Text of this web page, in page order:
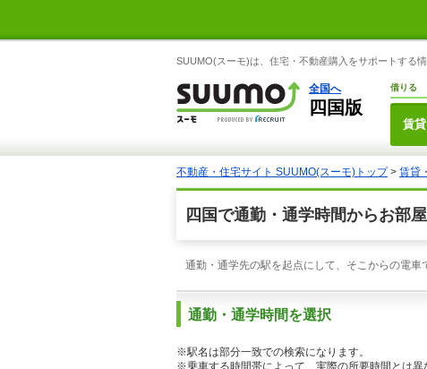
SUUMO(スーモ)は、住宅・不動産購入をサポートする情
全国へ
四国版
借りる
賃貸
不動産・住宅サイト SUUMO(スーモ)トップ> 賃貸
四国で通勤・通学時間からお部
通勤・通学先の駅を起点にして、そこからの電車
通勤・通学時間を選択
※駅名は部分一致での検索になります。
※乗車する時間帯によって、実際の所要時間とは異